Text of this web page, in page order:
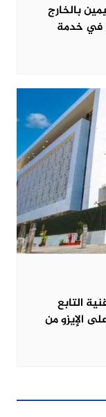
بالخارج
في خدمة
التابع
الإيزو من